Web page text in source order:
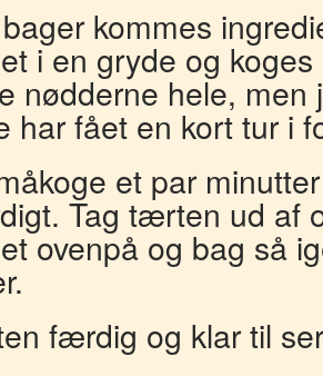
kommes
i en gryde og
nødderne hele, men
har fået en kort tur i
et par
Tag tærten ud af
ovenpå og bag så
færdig og klar til